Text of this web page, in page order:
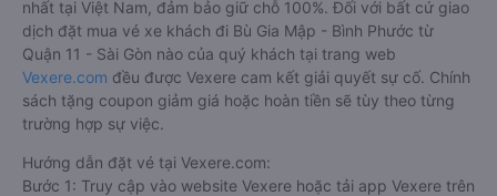
nhất tại Việt Nam, đảm bảo giữ chỗ 100%. Đối với bất cứ giao
dịch đặt mua vé xe khách đi Bù Gia Mập - Bình Phước từ
Quận 11 - Sài Gòn nào của quý khách tại trang web
Vexere.com đều được Vexere cam kết giải quyết sự cố. Chính
sách tặng coupon giảm giá hoặc hoàn tiền sẽ tùy theo từng
trường hợp sự việc.
Hướng dẫn đặt vé tại Vexere.com:
Bước 1: Truy cập vào website Vexere hoặc tải app Vexere trên